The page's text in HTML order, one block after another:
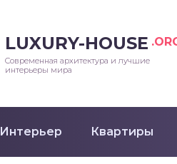
LUXURY-HOUSE
Современная архитектура и лучшие
интерьеры мира
Интерьер Квартиры